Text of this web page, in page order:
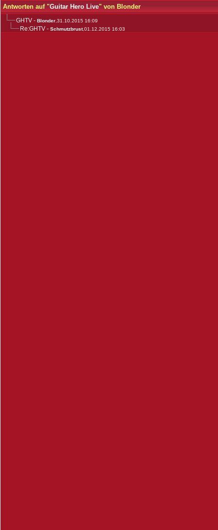
Antworten auf "Guitar Hero Live" von Blonder
GHTV - Blonder ,31.10.2015 16:09
Re:GHTV - Schmutzbrust,01.12.2015 16:03